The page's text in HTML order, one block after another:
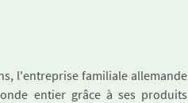
l'entreprise familiale allemande
entier grâce à ses produits